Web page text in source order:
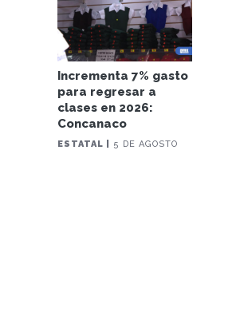
Incrementa 7% gasto
para regresar a
clases en 2026:
Concanaco
ESTATAL | 5 DE AGOSTO